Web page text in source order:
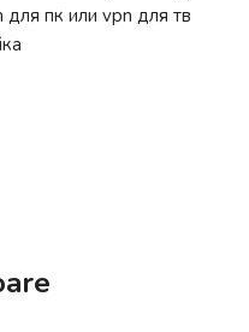
для пк или vpn для тв